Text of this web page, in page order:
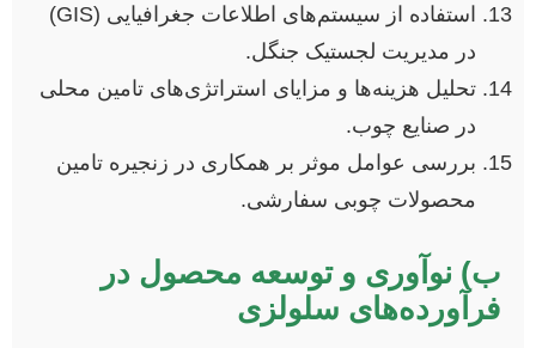
استفاده از سیستم‌های اطلاعات جغرافیایی (GIS)
در مدیریت لجستیک جنگل.
تحلیل هزینه‌ها و مزایای استراتژی‌های تامین محلی
در صنایع چوب.
بررسی عوامل موثر بر همکاری در زنجیره تامین
محصولات چوبی سفارشی.
ب) نوآوری و توسعه محصول در
فرآورده‌های سلولزی